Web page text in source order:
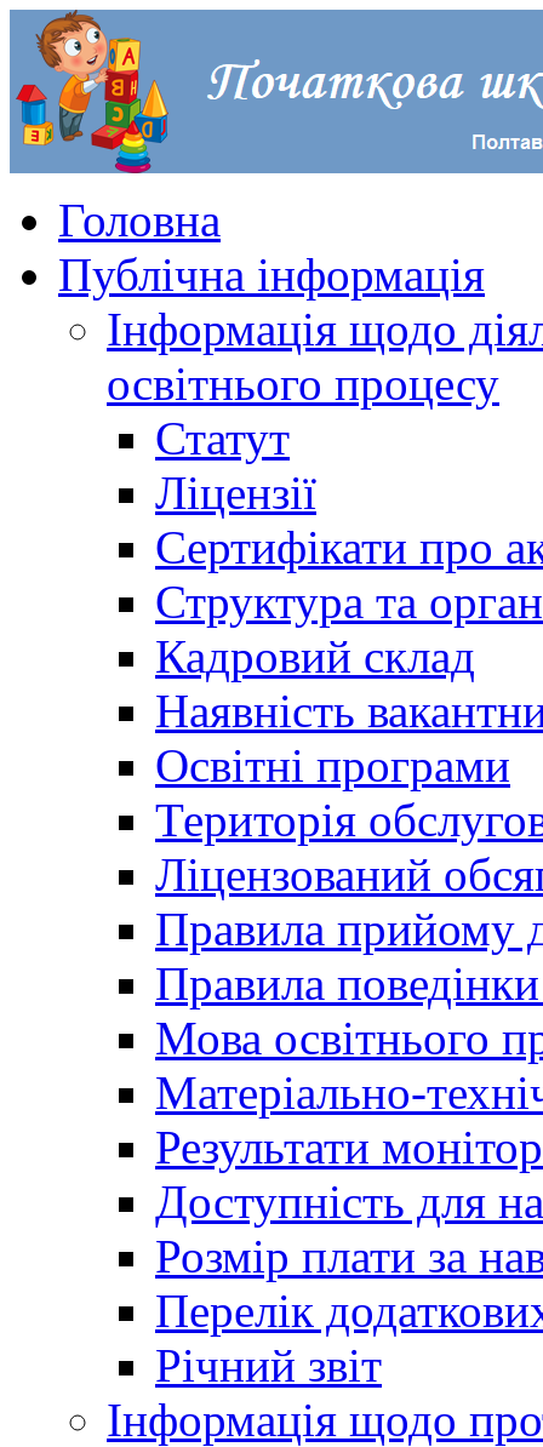
Головна
Публічна інформація
Інформація щодо
освітнього процесу
Статут
Ліцензії
Сертифікати про
Структура та
Кадровий склад
Наявність
Освітні програми
Територія
Ліцензований
Правила прийому
Правила
Мова освітнього
Матеріально-
Результати
Доступність для
Розмір плати за
Перелік
Річний звіт
Інформація щодо